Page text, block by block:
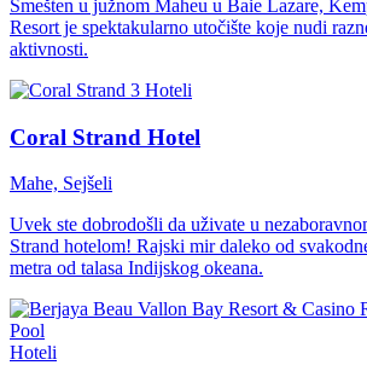
Smešten u južnom Maheu u Baie Lazare,
Resort je spektakularno utočište koje nudi
aktivnosti.
Hoteli
Coral Strand Hotel
Mahe, Sejšeli
Uvek ste dobrodošli da uživate u
Strand hotelom! Rajski mir daleko od
metra od talasa Indijskog okeana.
Hoteli